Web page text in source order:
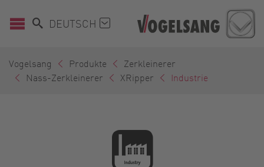
DEUTSCH
Vogelsang Produkte
Zerkleinerer
Nass-Zerkleinerer
XRipper Industrie